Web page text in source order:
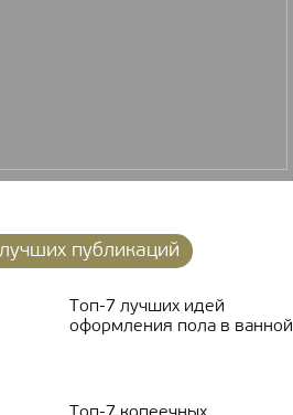
публикаций
Топ-7 лучших идей
оформления пола в ванной